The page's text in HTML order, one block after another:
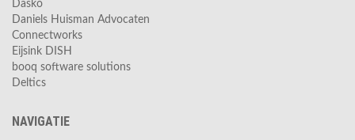
Dasko
Daniels Huisman Advocaten
Connectworks
Eijsink DISH
booq software solutions
Deltics
NAVIGATIE